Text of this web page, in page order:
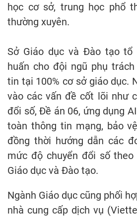
học cơ sở, trung học phổ
thường xuyên.
Sở Giáo dục và Đào tạo
huấn cho đội ngũ phụ
tin tại 100% cơ sở giáo dục.
vào các vấn đề cốt lõi như
đổi số, Đề án 06, ứng dụng
toàn thông tin mạng, bảo
đồng thời hướng dẫn các
mức độ chuyển đổi số
Giáo dục và Đào tạo.
Ngành Giáo dục cũng phối
nhà cung cấp dịch vụ